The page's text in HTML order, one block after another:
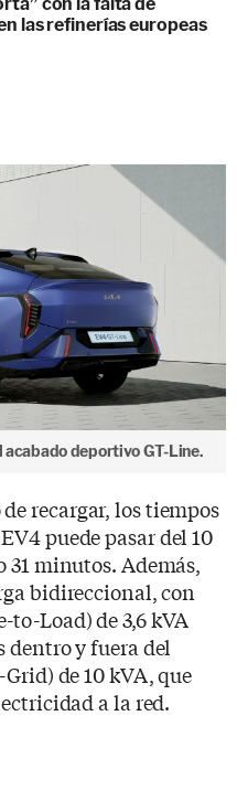
las refinerías europeas
deportivo GT-Line.
recargar, los tiempos
puede pasar del 10
31 minutos. Además,
bidireccional, con
to-Load) de 3,6 kVA
y fuera del
de 10 kVA, que
a la red.